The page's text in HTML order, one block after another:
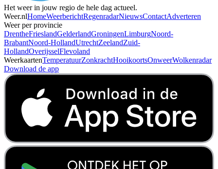
Het weer in jouw regio de hele dag actueel.
Weer.nlHomeWeerberichtRegenradarNieuwsContactAdverteren
Weer per provincie
DrentheFrieslandGelderlandGroningenLimburgNoord-
BrabantNoord-HollandUtrechtZeelandZuid-
HollandOverijsselFlevoland
WeerkaartenTemperatuurZonkrachtHooikoortsOnweerWolkenradar
Download de app